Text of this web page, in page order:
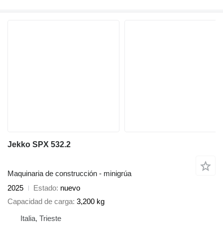
Jekko SPX 532.2
Maquinaria de construcción - minigrúa
2025
Estado nuevo
Capacidad de carga 3,200 kg
Italia, Trieste